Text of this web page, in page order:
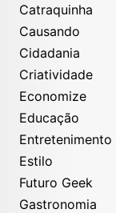
Catraquinha
Causando
Cidadania
Criatividade
Economize
Educação
Entretenimento
Estilo
Futuro Geek
Gastronomia